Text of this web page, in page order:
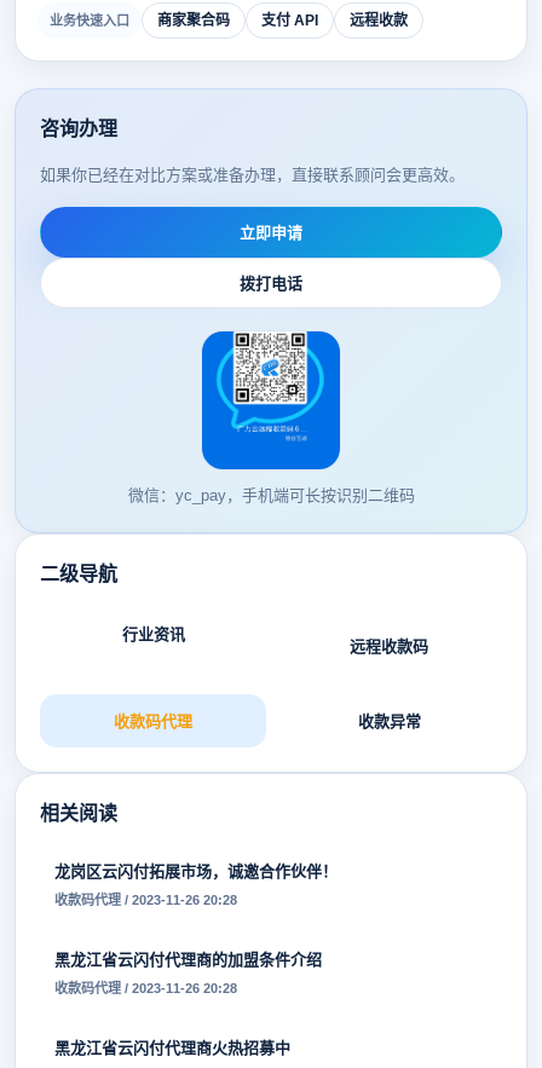
业务快速入口 商家聚合码 支付 API 远程收款
咨询办理
如果你已经在对比方案或准备办理，直接联系顾问会更高效。
立即申请
拨打电话
微信：yc_pay，手机端可长按识别二维码
二级导航
行业资讯
远程收款码
收款码代理 收款异常
相关阅读
龙岗区云闪付拓展市场，诚邀合作伙伴！
收款码代理 / 2023-11-26 20:28
黑龙江省云闪付代理商的加盟条件介绍
收款码代理 / 2023-11-26 20:28
黑龙江省云闪付代理商火热招募中